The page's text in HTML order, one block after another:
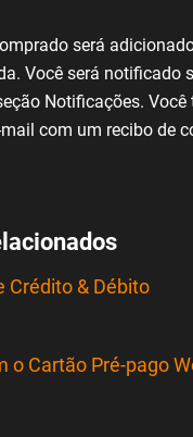
será
Você será notificado
Notificações. Você
mail com um recibo de
Crédito & Débito
o Cartão Pré-pago